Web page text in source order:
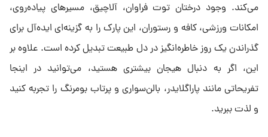
می‌کند. وجود درختان توت فراوان، آلاچیق، مسیرهای پیاده‌روی،
امکانات ورزشی، کافه و رستوران، این پارک را به گزینه‌ای ایده‌آل برای
گذراندن یک روز خاطره‌انگیز در دل طبیعت تبدیل کرده است. علاوه بر
این، اگر به دنبال هیجان بیشتری هستید، می‌توانید در اینجا
تفریحاتی مانند پاراگلایدر، بالن‌سواری و پرتاب بومرنگ را تجربه کنید
و لذت ببرید.